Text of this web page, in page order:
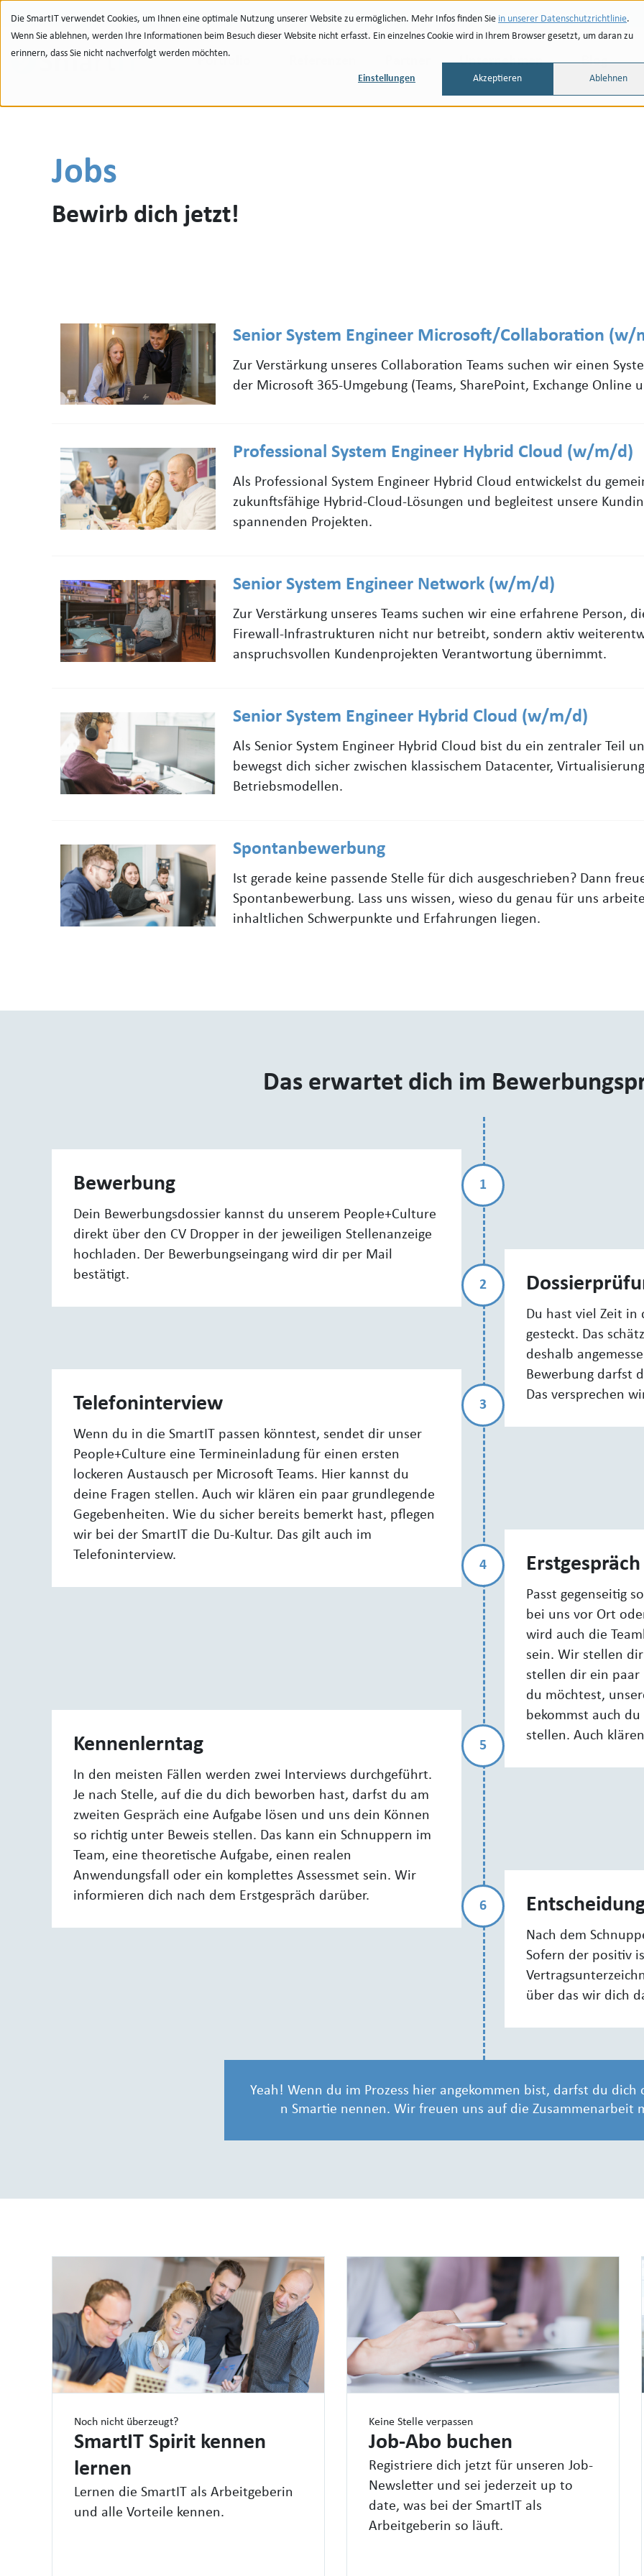
Die SmartIT verwendet Cookies, um Ihnen eine optimale Nutzung unserer Website zu ermöglichen. Mehr Infos finden Sie in unserer Datenschutzrichtlinie.
Wenn Sie ablehnen, werden Ihre Informationen beim Besuch dieser Website nicht erfasst. Ein einzelnes Cookie wird in Ihrem Browser gesetzt, um daran zu
erinnern, dass Sie nicht nachverfolgt werden möchten.
Einstellungen Akzeptieren Ablehnen
Portfolio Unternehmen Blog
Jobs
Bewirb dich jetzt!
Senior System Engineer Microsoft/Collaboration (w/
Zur Verstärkung unseres Collaboration Teams suchen wir einen
der Microsoft 365-Umgebung (Teams, SharePoint, Exchange Online
Professional System Engineer Hybrid Cloud (w/m/d)
Als Professional System Engineer Hybrid Cloud entwickelst du
zukunftsfähige Hybrid-Cloud-Lösungen und begleitest unsere
spannenden Projekten.
Senior System Engineer Network (w/m/d)
Zur Verstärkung unseres Teams suchen wir eine erfahrene Person,
Firewall-Infrastrukturen nicht nur betreibt, sondern aktiv
anspruchsvollen Kundenprojekten Verantwortung übernimmt.
Senior System Engineer Hybrid Cloud (w/m/d)
Als Senior System Engineer Hybrid Cloud bist du ein zentraler Teil
bewegst dich sicher zwischen klassischem Datacenter,
Betriebsmodellen.
Spontanbewerbung
Ist gerade keine passende Stelle für dich ausgeschrieben? Dann
Spontanbewerbung. Lass uns wissen, wieso du genau für uns
inhaltlichen Schwerpunkte und Erfahrungen liegen.
Das erwartet dich im
1
Bewerbung
Dein Bewerbungsdossier kannst du unserem People+Culture
direkt über den CV Dropper in der jeweiligen Stellenanzeige
hochladen. Der Bewerbungseingang wird dir per Mail
bestätigt.
2
Du hast viel Zeit in
gesteckt. Das
deshalb
Bewerbung darfst
Das versprechen
3
Telefoninterview
Wenn du in die SmartIT passen könntest, sendet dir unser
People+Culture eine Termineinladung für einen ersten
lockeren Austausch per Microsoft Teams. Hier kannst du
deine Fragen stellen. Auch wir klären ein paar grundlegende
Gegebenheiten. Wie du sicher bereits bemerkt hast, pflegen
wir bei der SmartIT die Du-Kultur. Das gilt auch im
Telefoninterview.
4 Erstgespräch
Passt gegenseitig
bei uns vor Ort
wird auch die
sein. Wir stellen
stellen dir ein paar
du möchtest,
bekommst auch du
stellen. Auch
5
Kennenlerntag
In den meisten Fällen werden zwei Interviews durchgeführt.
Je nach Stelle, auf die du dich beworben hast, darfst du am
zweiten Gespräch eine Aufgabe lösen und uns dein Können
so richtig unter Beweis stellen. Das kann ein Schnuppern im
Team, eine theoretische Aufgabe, einen realen
Anwendungsfall oder ein komplettes Assessmet sein. Wir
informieren dich nach dem Erstgespräch darüber.
6
Nach dem
Sofern der positiv
über das wir dich
Yeah! Wenn du im Prozess hier angekommen bist, darfst du dich
n Smartie nennen. Wir freuen uns auf die Zusammenarbeit
Noch nicht überzeugt?
SmartIT Spirit kennen
lernen
Lernen die SmartIT als Arbeitgeberin
und alle Vorteile kennen.
Keine Stelle verpassen
Job-Abo buchen
Registriere dich jetzt für unseren Job-
Newsletter und sei jederzeit up to
date, was bei der SmartIT als
Arbeitgeberin so läuft.